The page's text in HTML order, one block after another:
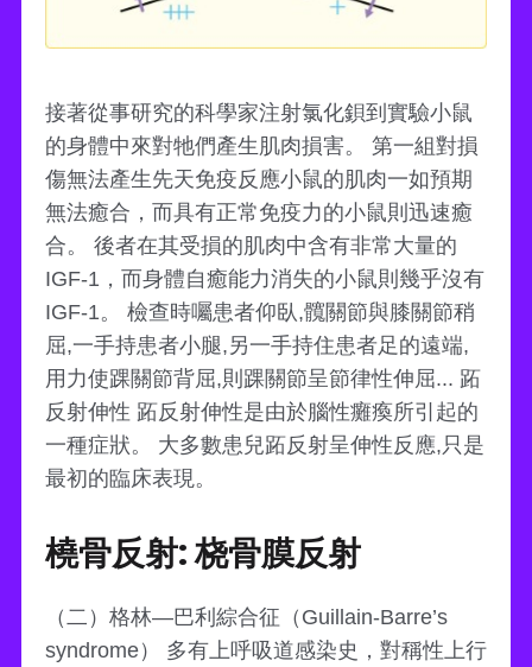
接著從事研究的科學家注射氯化鋇到實驗小鼠
的身體中來對牠們產生肌肉損害。 第一組對損
傷無法產生先天免疫反應小鼠的肌肉一如預期
無法癒合，而具有正常免疫力的小鼠則迅速癒
合。 後者在其受損的肌肉中含有非常大量的
IGF-1，而身體自癒能力消失的小鼠則幾乎沒有
IGF-1。 檢查時囑患者仰臥,髖關節與膝關節稍
屈,一手持患者小腿,另一手持住患者足的遠端,
用力使踝關節背屈,則踝關節呈節律性伸屈... 跖
反射伸性 跖反射伸性是由於腦性癱瘓所引起的
一種症狀。 大多數患兒跖反射呈伸性反應,只是
最初的臨床表現。
橈骨反射: 桡骨膜反射
（二）格林—巴利綜合征（Guillain-Barre’s
syndrome） 多有上呼吸道感染史，對稱性上行